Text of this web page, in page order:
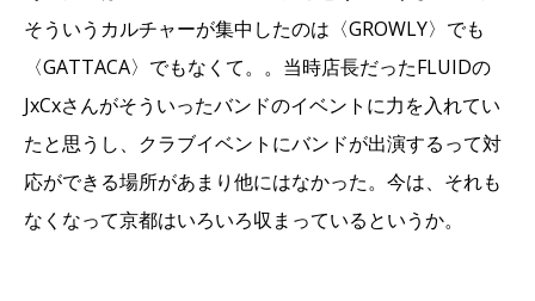
そういうカルチャーが集中したのは〈GROWLY〉でも
〈GATTACA〉でもなくて。。当時店長だったFLUIDの
JxCxさんがそういったバンドのイベントに力を入れてい
たと思うし、クラブイベントにバンドが出演するって対
応ができる場所があまり他にはなかった。今は、それも
なくなって京都はいろいろ収まっているというか。